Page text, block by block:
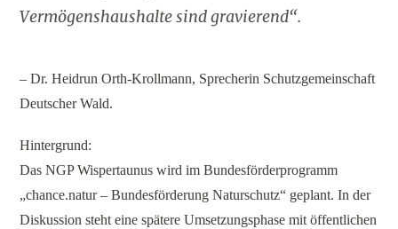
Vermögenshaushalte sind gravierend“.
– Dr. Heidrun Orth‑Krollmann, Sprecherin Schutzgemeinschaft
Deutscher Wald.
Hintergrund:
Das NGP Wispertaunus wird im Bundesförderprogramm
„chance.natur – Bundesförderung Naturschutz“ geplant. In der
Diskussion steht eine spätere Umsetzungsphase mit öffentlichen